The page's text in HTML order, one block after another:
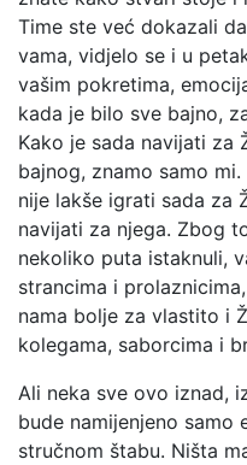
Time ste već dokazali
vama, vidjelo se i u
vašim pokretima,
kada je bilo sve bajno,
Kako je sada navijati za
bajnog, znamo samo
nije lakše igrati sada za
navijati za njega. Zbog
nekoliko puta istaknuli,
strancima i
nama bolje za vlastito i
kolegama, saborcima i
Ali neka sve ovo iznad,
bude namijenjeno samo
stručnom štabu. Ništa